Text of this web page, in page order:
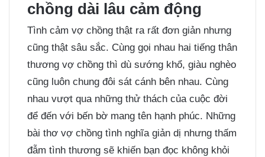
chồng dài lâu cảm động
Tình cảm vợ chồng thật ra rất đơn giản nhưng
cũng thật sâu sắc. Cùng gọi nhau hai tiếng thân
thương vợ chồng thì dù sướng khổ, giàu nghèo
cũng luôn chung đôi sát cánh bên nhau. Cùng
nhau vượt qua những thử thách của cuộc đời
để đến với bến bờ mang tên hạnh phúc. Những
bài thơ vợ chồng tình nghĩa giản dị nhưng thấm
đẫm tình thương sẽ khiến bạn đọc không khỏi